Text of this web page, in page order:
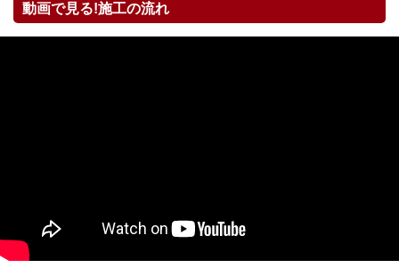
動画で見る!施工の流れ